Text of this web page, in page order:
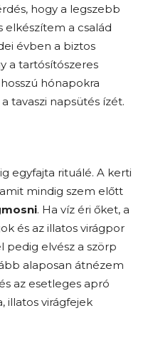
hogy a legszebb
elkészítem a család
évben a biztos
a tartósítószeres
hónapokra
tavaszi napsütés ízét.
egyfajta rituálé. A kerti
mindig szem előtt
. Ha víz éri őket, a
és az illatos virágpor
pedig elvész a szörp
alaposan átnézem
az esetleges apró
illatos virágfejek